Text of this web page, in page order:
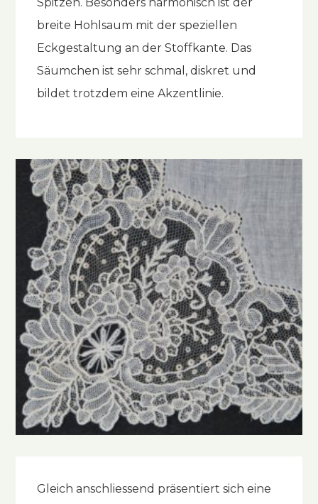
breite Hohlsaum mit der speziellen
Eckgestaltung an der Stoffkante. Das
Säumchen ist sehr schmal, diskret und
bildet trotzdem eine Akzentlinie.
Gleich anschliessend präsentiert sich eine